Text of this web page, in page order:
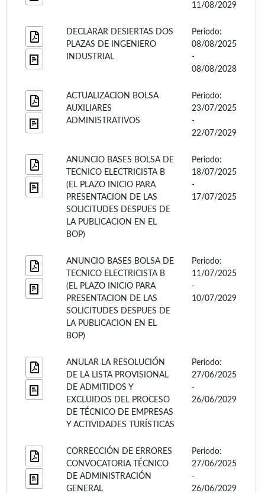
11/08/2029
DECLARAR DESIERTAS DOS
PLAZAS DE INGENIERO
INDUSTRIAL
Periodo:
08/08/2025
-
08/08/2028
ACTUALIZACION BOLSA
AUXILIARES
ADMINISTRATIVOS
Periodo:
23/07/2025
-
22/07/2029
ANUNCIO BASES BOLSA DE
TECNICO ELECTRICISTA B
(EL PLAZO INICIO PARA
PRESENTACION DE LAS
SOLICITUDES DESPUES DE
LA PUBLICACION EN EL
BOP)
Periodo:
18/07/2025
-
17/07/2025
ANUNCIO BASES BOLSA DE
TECNICO ELECTRICISTA B
(EL PLAZO INICIO PARA
PRESENTACION DE LAS
SOLICITUDES DESPUES DE
LA PUBLICACION EN EL
BOP)
Periodo:
11/07/2025
-
10/07/2029
ANULAR LA RESOLUCIÓN
DE LA LISTA PROVISIONAL
DE ADMITIDOS Y
EXCLUIDOS DEL PROCESO
DE TÉCNICO DE EMPRESAS
Y ACTIVIDADES TURÍSTICAS
Periodo:
27/06/2025
-
26/06/2029
CORRECCIÓN DE ERRORES
CONVOCATORIA TÉCNICO
DE ADMINISTRACIÓN
GENERAL
Periodo:
27/06/2025
-
26/06/2029